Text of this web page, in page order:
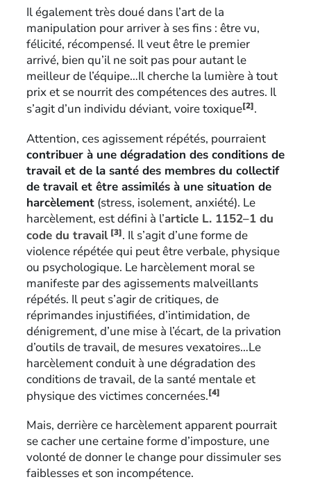
Il également très doué dans l’art de la
manipulation pour arriver à ses fins : être vu,
félicité, récompensé. Il veut être le premier
arrivé, bien qu’il ne soit pas pour autant le
meilleur de l’équipe…Il cherche la lumière à tout
prix et se nourrit des compétences des autres. Il
s’agit d’un individu déviant, voire toxique[2].
Attention, ces agissement répétés, pourraient
contribuer à une dégradation des conditions de
travail et de la santé des membres du collectif
de travail et être assimilés à une situation de
harcèlement(stress, isolement, anxiété). Le
harcèlement, est défini à l’article L. 1152–1 du
code du travail [3]. Il s’agit d’une forme de
violence répétée qui peut être verbale, physique
ou psychologique. Le harcèlement moral se
manifeste par des agissements malveillants
répétés. Il peut s’agir de critiques, de
réprimandes injustifiées, d’intimidation, de
dénigrement, d’une mise à l’écart, de la privation
d’outils de travail, de mesures vexatoires…Le
harcèlement conduit à une dégradation des
conditions de travail, de la santé mentale et
physique des victimes concernées.[4]
Mais, derrière ce harcèlement apparent pourrait
se cacher une certaine forme d’imposture, une
volonté de donner le change pour dissimuler ses
faiblesses et son incompétence.